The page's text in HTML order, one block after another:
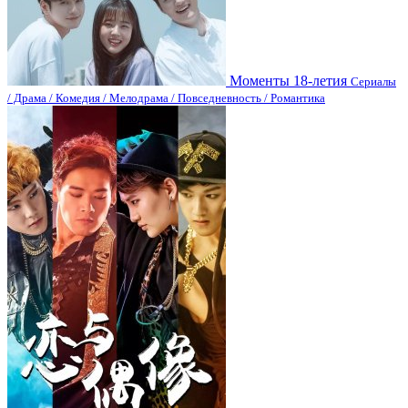
Моменты 18-летия Сериалы
/ Драма / Комедия / Мелодрама / Повседневность / Романтика